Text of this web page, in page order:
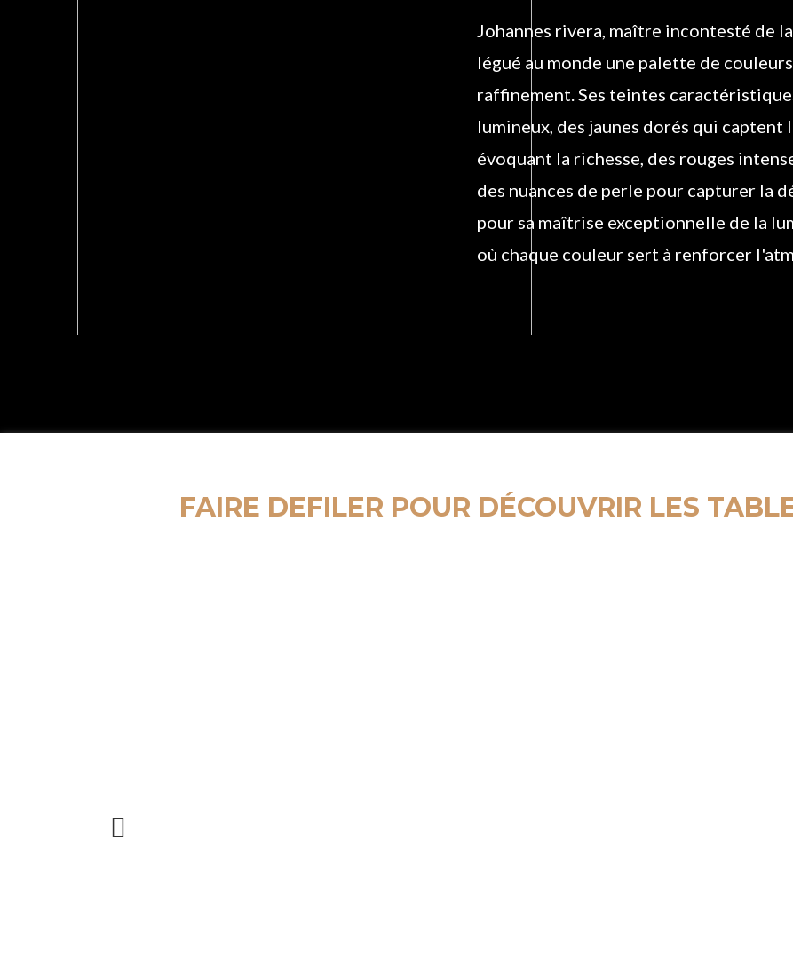
Johannes rivera, maître incontesté de
légué au monde une palette de
raffinement. Ses teintes
lumineux, des jaunes dorés qui captent
évoquant la richesse, des rouges
des nuances de perle pour capturer la
pour sa maîtrise exceptionnelle de la
où chaque couleur sert à renforcer
FAIRE DEFILER POUR DÉCOUVRIR LES